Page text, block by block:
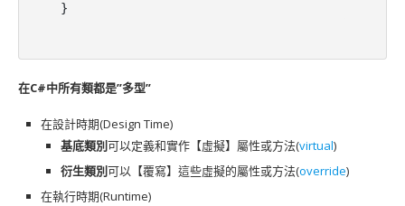
}
在C#中所有類都是”多型”
在設計時期(Design Time)
基底類別可以定義和實作【虛擬】屬性或方法(virtual)
衍生類別可以【覆寫】這些虛擬的屬性或方法(override)
在執行時期(Runtime)